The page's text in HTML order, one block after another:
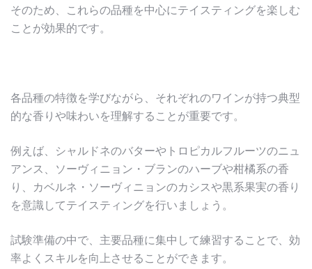
そのため、これらの品種を中心にテイスティングを楽しむ
ことが効果的です。
各品種の特徴を学びながら、それぞれのワインが持つ典型
的な香りや味わいを理解することが重要です。
例えば、シャルドネのバターやトロピカルフルーツのニュ
アンス、ソーヴィニョン・ブランのハーブや柑橘系の香
り、カベルネ・ソーヴィニョンのカシスや黒系果実の香り
を意識してテイスティングを行いましょう。
試験準備の中で、主要品種に集中して練習することで、効
率よくスキルを向上させることができます。